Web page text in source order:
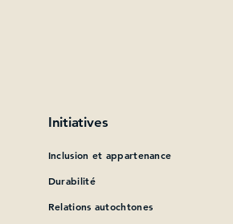
Initiatives
Inclusion et appartenance
Durabilité
Relations autochtones